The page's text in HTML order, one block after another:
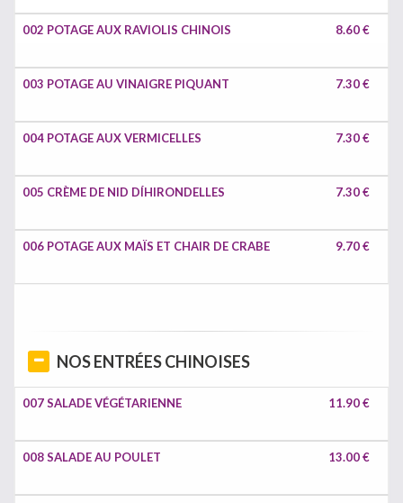
002 POTAGE AUX RAVIOLIS CHINOIS 8.60 €
003 POTAGE AU VINAIGRE PIQUANT 7.30 €
004 POTAGE AUX VERMICELLES 7.30 €
005 CRÈME DE NID DÍHIRONDELLES 7.30 €
006 POTAGE AUX MAÏS ET CHAIR DE CRABE 9.70 €
NOS ENTRÉES CHINOISES
007 SALADE VÉGÉTARIENNE 11.90 €
008 SALADE AU POULET 13.00 €